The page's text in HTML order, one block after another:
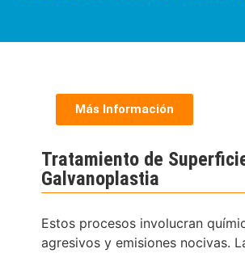
Tratamiento de
Galvanoplastia
Estos procesos involucran
agresivos y emisiones nocivas.
Más Información